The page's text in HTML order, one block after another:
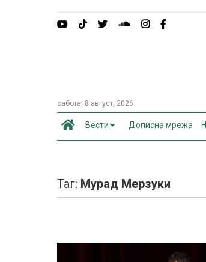
сабота, 8 август, 2026
Вести Дописна мрежа
Таг: Мурад Мерзуки